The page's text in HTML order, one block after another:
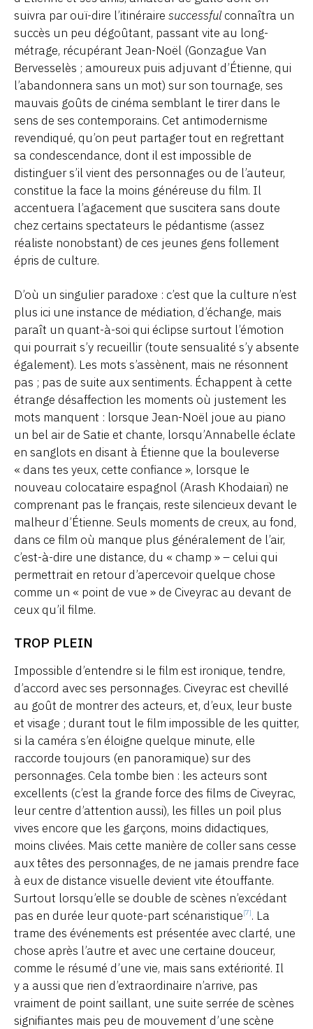
suivra par ouï-dire l’itinéraire successful connaîtra un
succès un peu dégoûtant, passant vite au long-
métrage, récupérant Jean-Noël (Gonzague Van
Bervesselès ; amoureux puis adjuvant d’Étienne, qui
l’abandonnera sans un mot) sur son tournage, ses
mauvais goûts de cinéma semblant le tirer dans le
sens de ses contemporains. Cet antimodernisme
revendiqué, qu’on peut partager tout en regrettant
sa condescendance, dont il est impossible de
distinguer s’il vient des personnages ou de l’auteur,
constitue la face la moins généreuse du film. Il
accentuera l’agacement que suscitera sans doute
chez certains spectateurs le pédantisme (assez
réaliste nonobstant) de ces jeunes gens follement
épris de culture.
D’où un singulier paradoxe : c’est que la culture n’est
plus ici une instance de médiation, d’échange, mais
paraît un quant-à-soi qui éclipse surtout l’émotion
qui pourrait s’y recueillir (toute sensualité s’y absente
également). Les mots s’assènent, mais ne résonnent
pas ; pas de suite aux sentiments. Échappent à cette
étrange désaffection les moments où justement les
mots manquent : lorsque Jean-Noël joue au piano
un bel air de Satie et chante, lorsqu’Annabelle éclate
en sanglots en disant à Étienne que la bouleverse
« dans tes yeux, cette confiance », lorsque le
nouveau colocataire espagnol (Arash Khodaiari) ne
comprenant pas le français, reste silencieux devant le
malheur d’Étienne. Seuls moments de creux, au fond,
dans ce film où manque plus généralement de l’air,
c’est-à-dire une distance, du « champ » – celui qui
permettrait en retour d’apercevoir quelque chose
comme un « point de vue » de Civeyrac au devant de
ceux qu’il filme.
TROP PLEIN
Impossible d’entendre si le film est ironique, tendre,
d’accord avec ses personnages. Civeyrac est chevillé
au goût de montrer des acteurs, et, d’eux, leur buste
et visage ; durant tout le film impossible de les quitter,
si la caméra s’en éloigne quelque minute, elle
raccorde toujours (en panoramique) sur des
personnages. Cela tombe bien : les acteurs sont
excellents (c’est la grande force des films de Civeyrac,
leur centre d’attention aussi), les filles un poil plus
vives encore que les garçons, moins didactiques,
moins clivées. Mais cette manière de coller sans cesse
aux têtes des personnages, de ne jamais prendre face
à eux de distance visuelle devient vite étouffante.
Surtout lorsqu’elle se double de scènes n’excédant
pas en durée leur quote-part scénaristique[7]. La
trame des événements est présentée avec clarté, une
chose après l’autre et avec une certaine douceur,
comme le résumé d’une vie, mais sans extériorité. Il
y a aussi que rien d’extraordinaire n’arrive, pas
vraiment de point saillant, une suite serrée de scènes
signifiantes mais peu de mouvement d’une scène